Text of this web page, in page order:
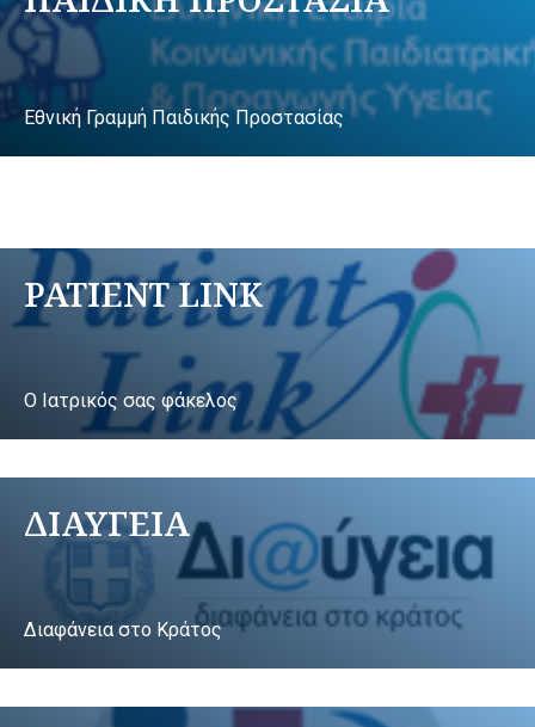
Εθνική Γραμμή Παιδικής Προστασίας
PATIENT LINK
Ο Ιατρικός σας φάκελος
ΔΙΑΥΓΕΙΑ
Διαφάνεια στο Κράτος